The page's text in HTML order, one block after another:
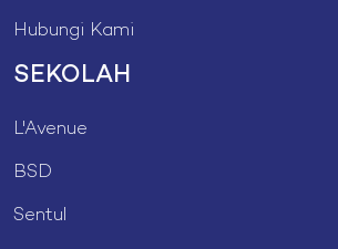
Hubungi Kami
SEKOLAH
L'Avenue
BSD
Sentul